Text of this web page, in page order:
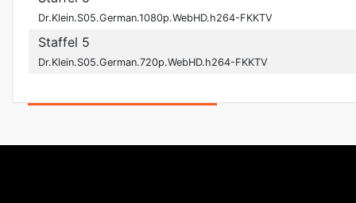
Dr.Klein.S05.German.1080p.WebHD.h264-FKKTV
Staffel 5
Dr.Klein.S05.German.720p.WebHD.h264-FKKTV